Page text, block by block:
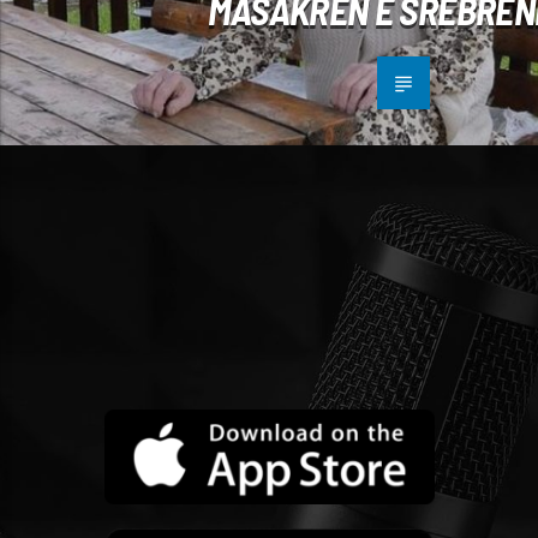
MASAKRËN E